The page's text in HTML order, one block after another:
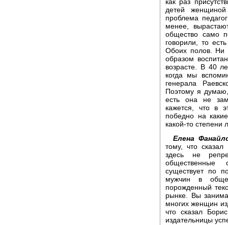
детей
проблема
менее,
общество само
говорили, то
Обоих полов. Ни
образом
возрасте. В 40
когда мы
генерала
Поэтому я думаю,
есть она не
кажется, что в
победно на
какой-то степени
Елена
тому, что
здесь не
общественные
существует по
мужчин в
порожденный
рынке. Вы
многих женщин
что сказал
издательницы